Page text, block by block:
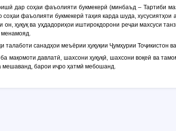
дар соҳаи фаъолияти букмекерӣ (минбаъд – Тартиби
фаъолияти букмекерӣ таҳия карда шуда,
он, ҳуқуқ ва уҳдадориҳои иштирокдорони реҷаи махсуси
менамояд.
талаботи санадҳои меъёрии ҳуқуқии Ҷумҳурии Тоҷикистон
мақомоти давлатӣ, шахсони ҳуқуқӣ, шахсони воқеӣ ва
мешаванд, барои иҷро ҳатмӣ мебошанд.